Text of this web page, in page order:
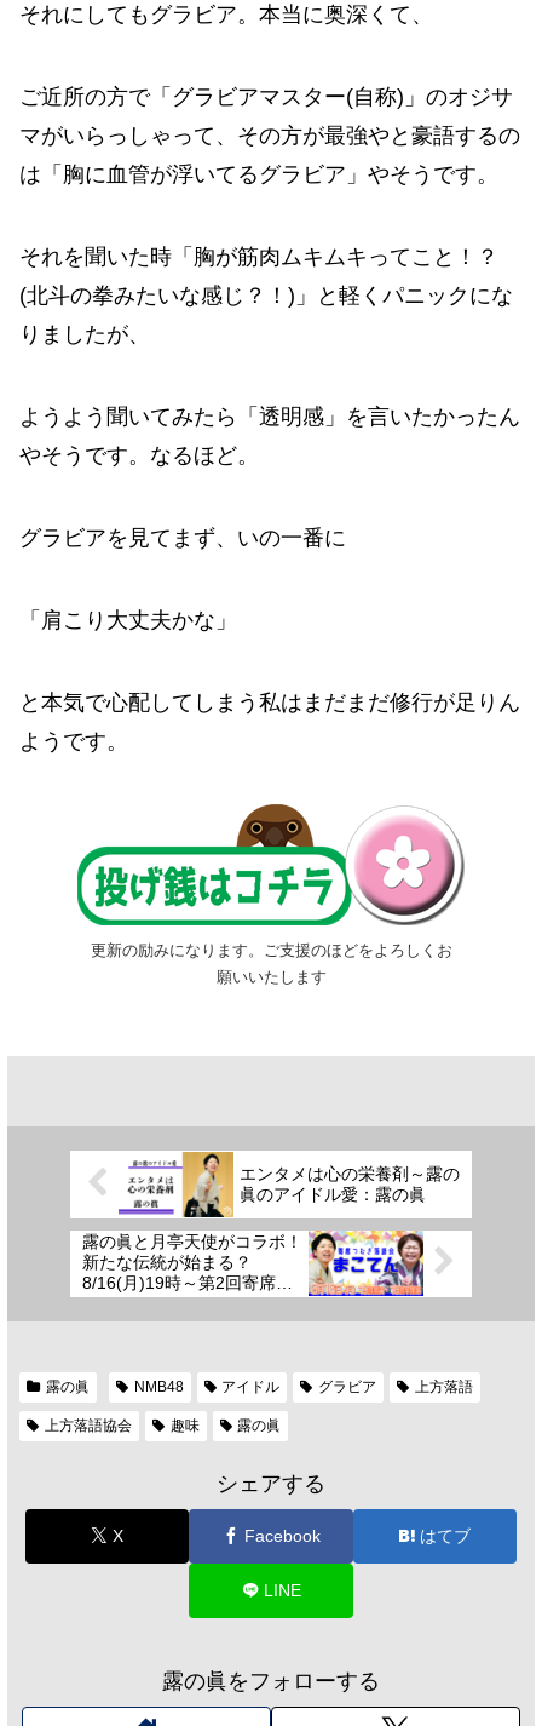
それにしてもグラビア。本当に奥深くて、
ご近所の方で「グラビアマスター(自称)」のオジサ
マがいらっしゃって、その方が最強やと豪語するの
は「胸に血管が浮いてるグラビア」やそうです。
それを聞いた時「胸が筋肉ムキムキってこと！？
(北斗の拳みたいな感じ？！)」と軽くパニックにな
りましたが、
ようよう聞いてみたら「透明感」を言いたかったん
やそうです。なるほど。
グラビアを見てまず、いの一番に
「肩こり大丈夫かな」
と本気で心配してしまう私はまだまだ修行が足りん
ようです。
更新の励みになります。ご支援のほどをよろしくお
願いいたします
エンタメは心の栄養剤～露の
眞のアイドル愛：露の眞
露の眞と月亭天使がコラボ！
新たな伝統が始まる？
8/16(月)19時～第2回寄席つ
むぎ落語会「まこてん」in西
宮市
露の眞 NMB48 アイドル グラビア 上方落語
上方落語協会 趣味 露の眞
シェアする
X Facebook はてブ
LINE
露の眞をフォローする